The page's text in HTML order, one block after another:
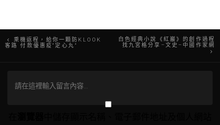
文
導
乘機返程，給你一顆防KLOOK
客路 付款優惠疫“定心丸”
白色經典小說《紅巖》的創作過程
找九宮格分享–文史–中國作家網